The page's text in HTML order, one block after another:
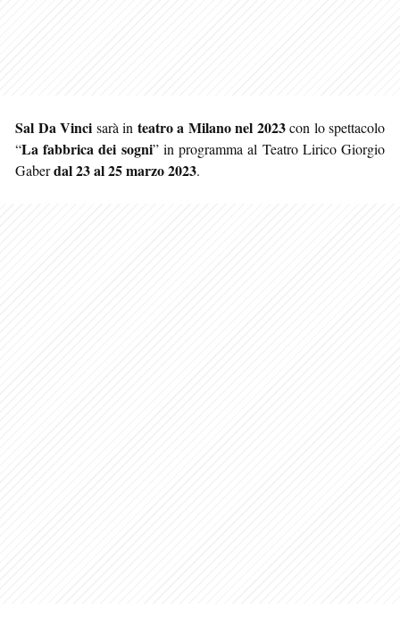
Sal Da Vinci sarà in teatro a Milano nel 2023con lo spettacolo
“La fabbrica dei sogni” in programma al Teatro Lirico Giorgio
Gaberdal 23 al 25 marzo 2023.